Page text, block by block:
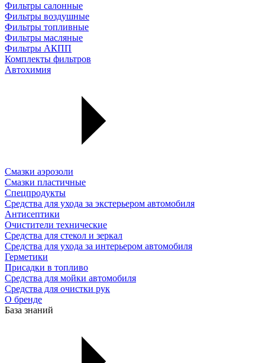
Фильтры салонные
Фильтры воздушные
Фильтры топливные
Фильтры масляные
Фильтры АКПП
Комплекты фильтров
Автохимия
Смазки аэрозоли
Смазки пластичные
Спецпродукты
Средства для ухода за экстерьером автомобиля
Антисептики
Очистители технические
Средства для стекол и зеркал
Средства для ухода за интерьером автомобиля
Герметики
Присадки в топливо
Средства для мойки автомобиля
Средства для очистки рук
О бренде
База знаний